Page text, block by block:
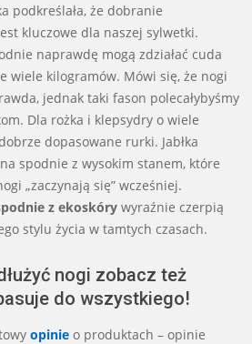
podkreślała, że dobranie
kluczowe dla naszej sylwetki.
naprawdę mogą zdziałać cuda
wiele kilogramów. Mówi się, że nogi
jednak taki fason polecałybyśmy
Dla rożka i klepsydry o wiele
dopasowane rurki. Jabłka
spodnie z wysokim stanem, które
„zaczynają się” wcześniej.
z ekoskóry wyraźnie czerpią
stylu życia w tamtych czasach.
nogi zobacz też
do wszystkiego!
opinie o produktach – opinie